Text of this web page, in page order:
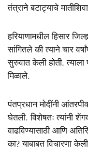
तंत्राने बटाट्याचे
हरियाणामधील हिसार
सांगितले की त्याने चार
सुरुवात केली होती.
मिळाले.
पंतप्रधान मोदींनी
घेतली. विशेषतः त्यांनी
वाढविण्यासाठी आणि
का? याबाबत विचारणा